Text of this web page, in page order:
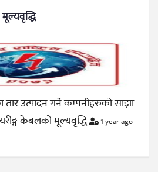
उत्पादन गर्ने कम्पनीहरुको साझा
केबलको मूल्यवृद्धि
1 year ago